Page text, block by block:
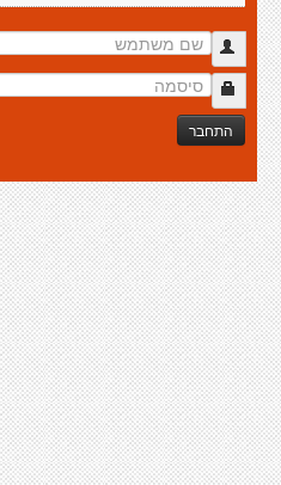
התחבר